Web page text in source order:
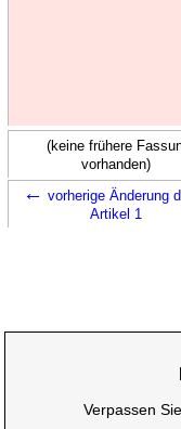
(keine frühere
vorhanden)
← vorherige Änderung
Artikel 1
Verpassen